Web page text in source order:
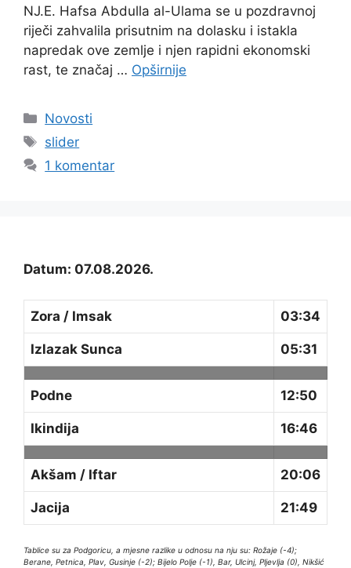
NJ.E. Hafsa Abdulla al-Ulama se u pozdravnoj
riječi zahvalila prisutnim na dolasku i istakla
napredak ove zemlje i njen rapidni ekonomski
rast, te značaj … Opširnije
Kategorije
Novosti
Oznake
slider
1 komentar
Datum: 07.08.2026.
Zora / Imsak 03:34
Izlazak Sunca 05:31
Podne 12:50
Ikindija 16:46
Akšam / Iftar 20:06
Jacija 21:49
Tablice su za Podgoricu, a mjesne razlike u odnosu na nju su: Rožaje (-4);
Berane, Petnica, Plav, Gusinje (-2); Bijelo Polje (-1), Bar, Ulcinj, Pljevlja (0), Nikšić